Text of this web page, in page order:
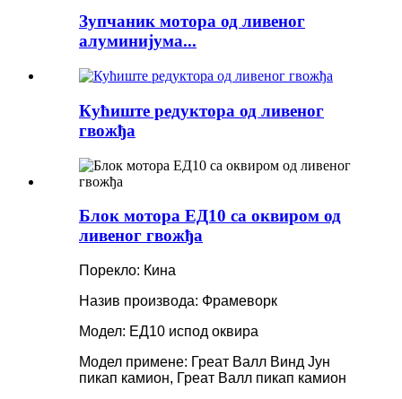
Зупчаник мотора од ливеног
алуминијума...
Кућиште редуктора од ливеног
гвожђа
Блок мотора ЕД10 са оквиром од
ливеног гвожђа
Порекло: Кина
Назив производа: Фрамеворк
Модел: ЕД10 испод оквира
Модел примене: Греат Валл Винд Јун
пикап камион, Греат Валл пикап камион